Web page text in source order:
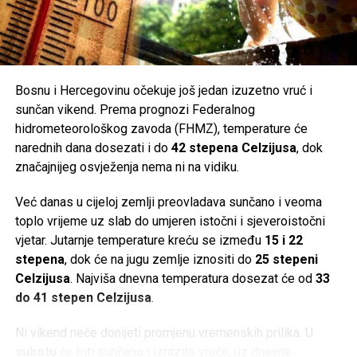
S druge strane, iznenađenje predstavlja činjenica da je
jednu drugu knjigu – Islam između istoka i zapada –
Izetbegović napisao još pred zatvor 1946. godine, a
prevedena na čak devet jezika, autor se opet bavi islamom
i njegovim mjestom u svijetu. Izgledalo mu je da se nalazi
upravo negdje između istočnih i zapadnih mišljenja, baš
poput geografske pozicije muslimanskog svijeta koji na
globusu zahvata prostor „između istoka i zapada“. Otud i
Nova tamna sjena na život Alije Izetbegovića nadvila se
1979. godine, kada je u svom omiljenom lovištu Koprivnica
kod Bugojna predsjednik Jugoslavije Josip Broz Tito
primio Raifa Dizdarevića i Branka Mikulića, istaknute
funkcionere tadašnjeg Saveza komunista. Prema
televizije prenio je Brozovu naredbu ovoj dvojici da se
Bosnu i Hercegovinu očekuje još jedan izuzetno vruć i
sunčan vikend. Prema prognozi Federalnog
hidrometeorološkog zavoda (FHMZ), temperature će
narednih dana dosezati i do 42 stepena Celzijusa, dok
značajnijeg osvježenja nema ni na vidiku.
Već danas u cijeloj zemlji preovladava sunčano i veoma
toplo vrijeme uz slab do umjeren istočni i sjeveroistočni
vjetar. Jutarnje temperature kreću se između 15 i 22
stepena, dok će na jugu zemlje iznositi do 25 stepeni
Celzijusa. Najviša dnevna temperatura dosezat će od 33
do 41 stepen Celzijusa.
Ni vikend neće donijeti promjenu vremenskih prilika. U